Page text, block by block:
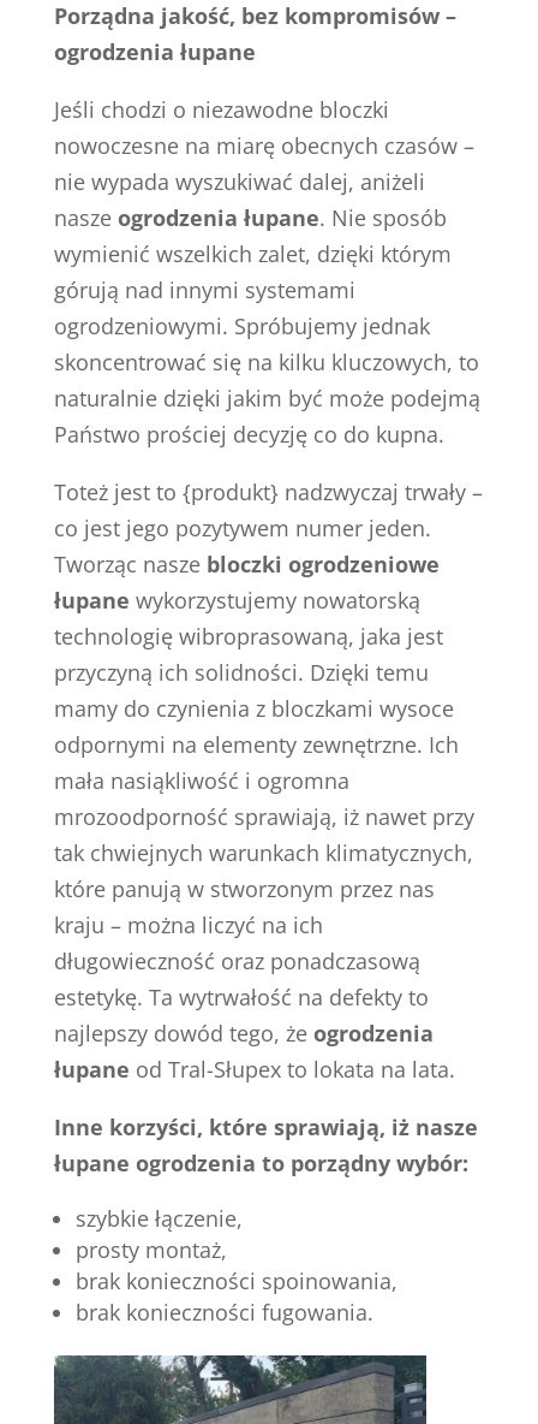
Porządna jakość, bez kompromisów –
ogrodzenia łupane
Jeśli chodzi o niezawodne bloczki
nowoczesne na miarę obecnych czasów –
nie wypada wyszukiwać dalej, aniżeli
nasze ogrodzenia łupane. Nie sposób
wymienić wszelkich zalet, dzięki którym
górują nad innymi systemami
ogrodzeniowymi. Spróbujemy jednak
skoncentrować się na kilku kluczowych, to
naturalnie dzięki jakim być może podejmą
Państwo prościej decyzję co do kupna.
Toteż jest to {produkt} nadzwyczaj trwały –
co jest jego pozytywem numer jeden.
Tworząc nasze bloczki ogrodzeniowe
łupane wykorzystujemy nowatorską
technologię wibroprasowaną, jaka jest
przyczyną ich solidności. Dzięki temu
mamy do czynienia z bloczkami wysoce
odpornymi na elementy zewnętrzne. Ich
mała nasiąkliwość i ogromna
mrozoodporność sprawiają, iż nawet przy
tak chwiejnych warunkach klimatycznych,
które panują w stworzonym przez nas
kraju – można liczyć na ich
długowieczność oraz ponadczasową
estetykę. Ta wytrwałość na defekty to
najlepszy dowód tego, że ogrodzenia
łupane od Tral-Słupex to lokata na lata.
Inne korzyści, które sprawiają, iż nasze
łupane ogrodzenia to porządny wybór:
szybkie łączenie,
prosty montaż,
brak konieczności spoinowania,
brak konieczności fugowania.